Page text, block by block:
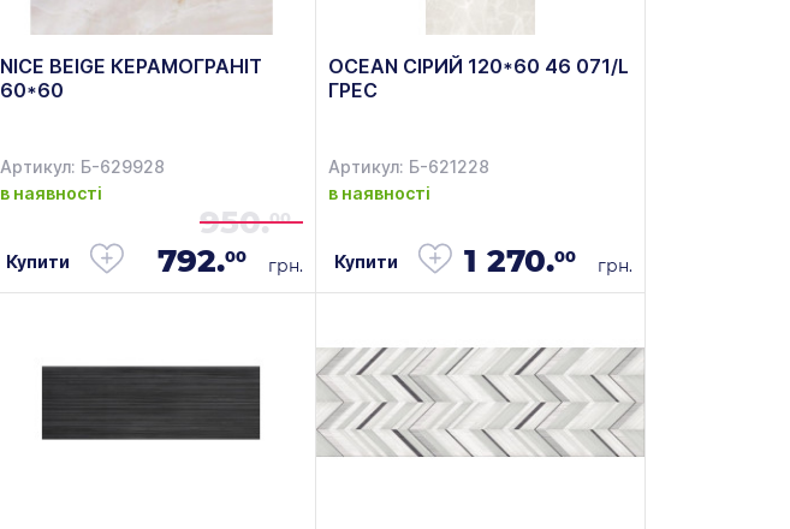
NICE BEIGE КЕРАМОГРАНІТ
60*60
Артикул: Б-629928
в наявності
950.00
Купити 792.00 грн.
OCEAN СІРИЙ 120*60 46 071/L
ГРЕС
Артикул: Б-621228
в наявності
Купити 1 270.00 грн.